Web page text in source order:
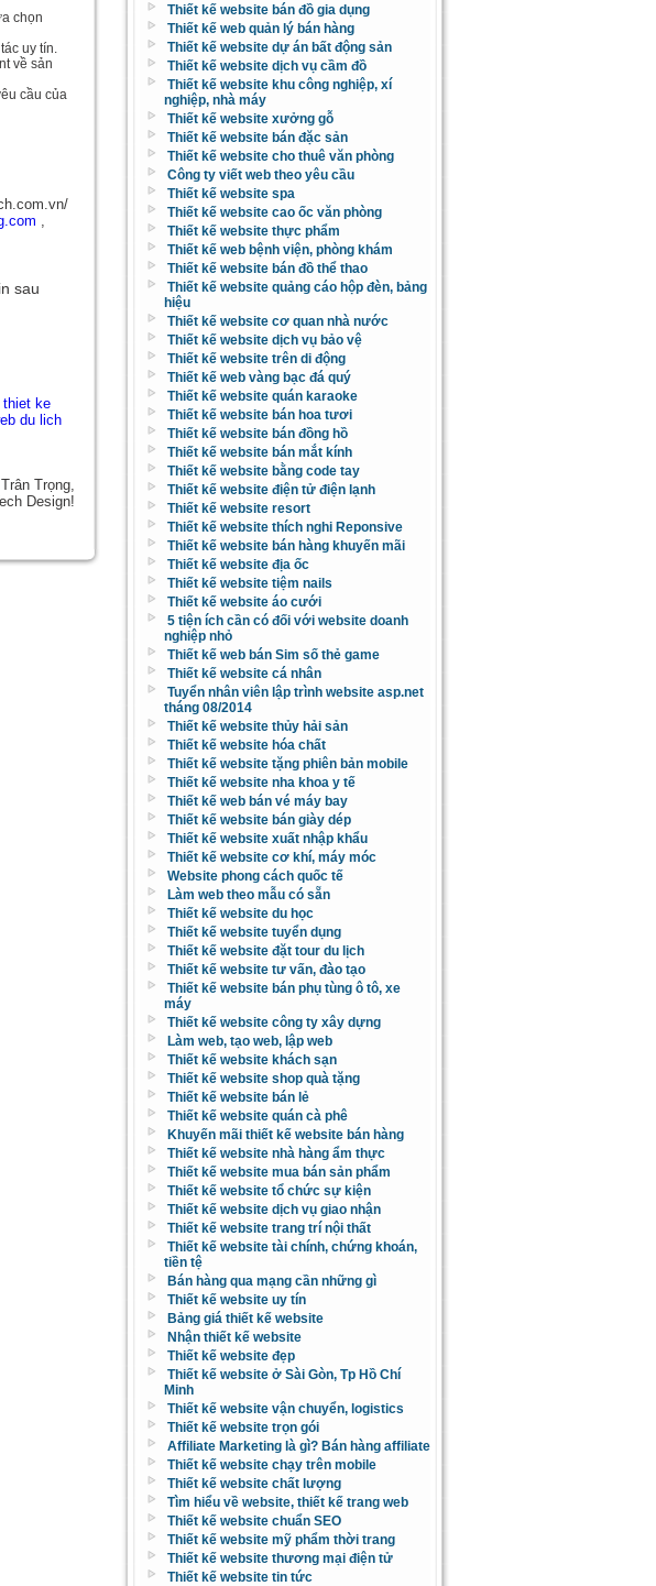
chọn
uy tín.
về sản
cầu của
,
sau
thiet ke
du lich
Trân Trọng,
Design!
Thiết kế website bán đồ gia dụng
Thiết kế web quản lý bán hàng
Thiết kế website dự án bất động sản
Thiết kế website dịch vụ cầm đồ
Thiết kế website khu công nghiệp, xí
nghiệp, nhà máy
Thiết kế website xưởng gỗ
Thiết kế website bán đặc sản
Thiết kế website cho thuê văn phòng
Công ty viết web theo yêu cầu
Thiết kế website spa
Thiết kế website cao ốc văn phòng
Thiết kế website thực phẩm
Thiết kế web bệnh viện, phòng khám
Thiết kế website bán đồ thể thao
Thiết kế website quảng cáo hộp đèn, bảng
hiệu
Thiết kế website cơ quan nhà nước
Thiết kế website dịch vụ bảo vệ
Thiết kế website trên di động
Thiết kế web vàng bạc đá quý
Thiết kế website quán karaoke
Thiết kế website bán hoa tươi
Thiết kế website bán đồng hồ
Thiết kế website bán mắt kính
Thiết kế website bằng code tay
Thiết kế website điện tử điện lạnh
Thiết kế website resort
Thiết kế website thích nghi Reponsive
Thiết kế website bán hàng khuyến mãi
Thiết kế website địa ốc
Thiết kế website tiệm nails
Thiết kế website áo cưới
5 tiện ích cần có đối với website doanh
nghiệp nhỏ
Thiết kế web bán Sim số thẻ game
Thiết kế website cá nhân
Tuyển nhân viên lập trình website asp.net
tháng 08/2014
Thiết kế website thủy hải sản
Thiết kế website hóa chất
Thiết kế website tặng phiên bản mobile
Thiết kế website nha khoa y tế
Thiết kế web bán vé máy bay
Thiết kế website bán giày dép
Thiết kế website xuất nhập khẩu
Thiết kế website cơ khí, máy móc
Website phong cách quốc tế
Làm web theo mẫu có sẵn
Thiết kế website du học
Thiết kế website tuyển dụng
Thiết kế website đặt tour du lịch
Thiết kế website tư vấn, đào tạo
Thiết kế website bán phụ tùng ô tô, xe
máy
Thiết kế website công ty xây dựng
Làm web, tạo web, lập web
Thiết kế website khách sạn
Thiết kế website shop quà tặng
Thiết kế website bán lẻ
Thiết kế website quán cà phê
Khuyến mãi thiết kế website bán hàng
Thiết kế website nhà hàng ẩm thực
Thiết kế website mua bán sản phẩm
Thiết kế website tổ chức sự kiện
Thiết kế website dịch vụ giao nhận
Thiết kế website trang trí nội thất
Thiết kế website tài chính, chứng khoán,
tiền tệ
Bán hàng qua mạng cần những gì
Thiết kế website uy tín
Bảng giá thiết kế website
Nhận thiết kế website
Thiết kế website đẹp
Thiết kế website ở Sài Gòn, Tp Hồ Chí
Minh
Thiết kế website vận chuyển, logistics
Thiết kế website trọn gói
Affiliate Marketing là gì? Bán hàng affiliate
Thiết kế website chạy trên mobile
Thiết kế website chất lượng
Tìm hiểu về website, thiết kế trang web
Thiết kế website chuẩn SEO
Thiết kế website mỹ phẩm thời trang
Thiết kế website thương mại điện tử
Thiết kế website tin tức